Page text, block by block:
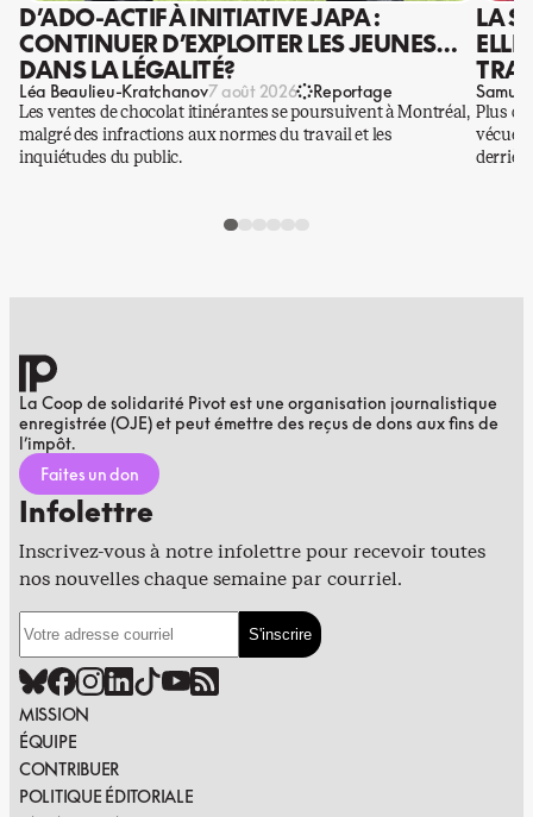
D’ADO-ACTIF À INITIATIVE JAPA :
CONTINUER D’EXPLOITER LES JEUNES…
DANS LA LÉGALITÉ?
Léa Beaulieu-Kratchanov7 août 2026 Reportage
Les ventes de chocolat itinérantes se poursuivent à Montréal,
malgré des infractions aux normes du travail et les
inquiétudes du public.
LA
Plus
vécues
La Coop de solidarité Pivot est une organisation journalistique
enregistrée (OJE) et peut émettre des reçus de dons aux fins de
l’impôt.
Faites un don
Infolettre
Inscrivez-vous à notre infolettre pour recevoir toutes
nos nouvelles chaque semaine par courriel.
MISSION
ÉQUIPE
CONTRIBUER
POLITIQUE ÉDITORIALE